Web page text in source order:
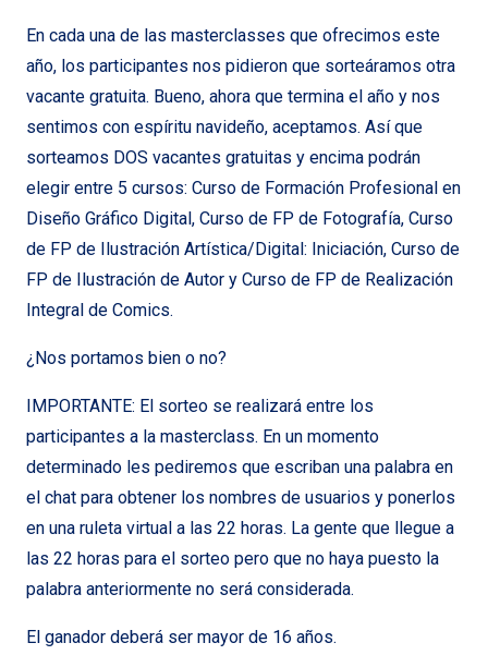
En cada una de las masterclasses que ofrecimos este
año, los participantes nos pidieron que sorteáramos otra
vacante gratuita. Bueno, ahora que termina el año y nos
sentimos con espíritu navideño, aceptamos. Así que
sorteamos DOS vacantes gratuitas y encima podrán
elegir entre 5 cursos: Curso de Formación Profesional en
Diseño Gráfico Digital, Curso de FP de Fotografía, Curso
de FP de Ilustración Artística/Digital: Iniciación, Curso de
FP de Ilustración de Autor y Curso de FP de Realización
Integral de Comics.
¿Nos portamos bien o no?
IMPORTANTE: El sorteo se realizará entre los
participantes a la masterclass. En un momento
determinado les pediremos que escriban una palabra en
el chat para obtener los nombres de usuarios y ponerlos
en una ruleta virtual a las 22 horas. La gente que llegue a
las 22 horas para el sorteo pero que no haya puesto la
palabra anteriormente no será considerada.
El ganador deberá ser mayor de 16 años.